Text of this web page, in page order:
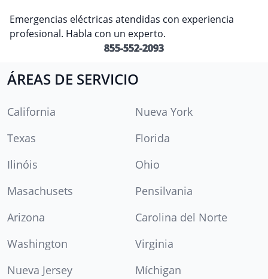
Emergencias eléctricas atendidas con experiencia
profesional. Habla con un experto.
855-552-2093
ÁREAS DE SERVICIO
California
Nueva York
Texas
Florida
Ilinóis
Ohio
Masachusets
Pensilvania
Arizona
Carolina del Norte
Washington
Virginia
Nueva Jersey
Míchigan